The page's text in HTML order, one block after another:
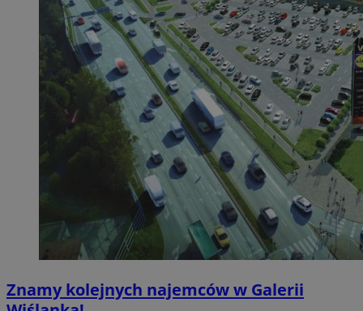
Znamy kolejnych najemców w Galerii